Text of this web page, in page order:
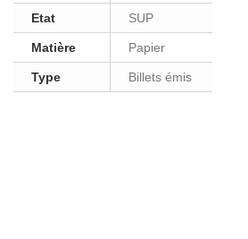
Etat SUP
Matière Papier
Type Billets émis